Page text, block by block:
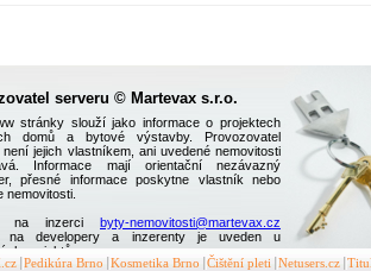
serveru © Martevax s.r.o.
stránky slouží jako informace o projektech
domů a bytové výstavby. Provozovatel
jejich vlastníkem, ani uvedené nemovitosti
Informace mají orientační nezávazný
přesné informace poskytne vlastník nebo
nemovitosti.
na inzerci byty-nemovitosti@martevax.cz
na developery a inzerenty je uveden u
projektů
Pedikúra Brno Kosmetika Brno Čištění pleti Netusers.cz